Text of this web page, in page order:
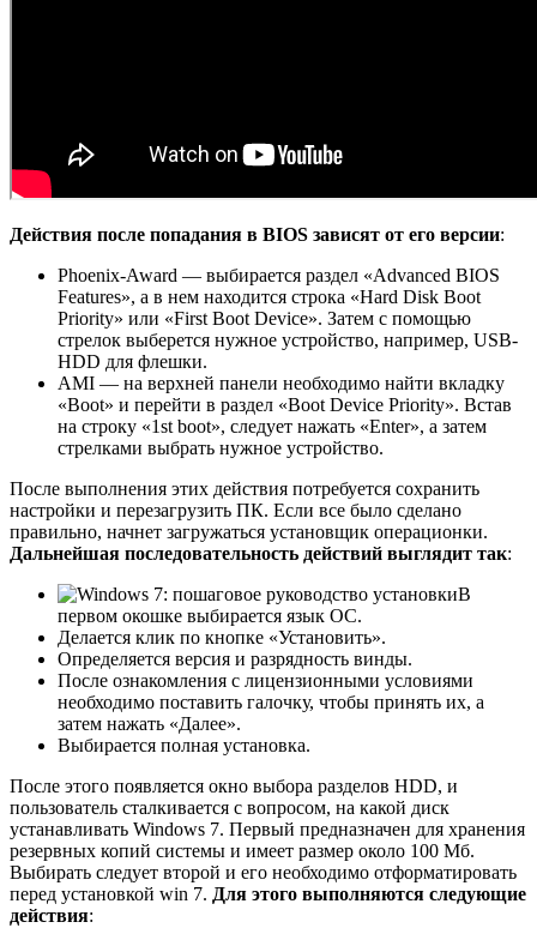
Действия после попадания в BIOS зависят от его версии:
Phoenix-Award — выбирается раздел «Advanced BIOS
Features», а в нем находится строка «Hard Disk Boot
Priority» или «First Boot Device». Затем с помощью
стрелок выберется нужное устройство, например, USB-
HDD для флешки.
AMI — на верхней панели необходимо найти вкладку
«Boot» и перейти в раздел «Boot Device Priority». Встав
на строку «1st boot», следует нажать «Enter», а затем
стрелками выбрать нужное устройство.
После выполнения этих действия потребуется сохранить
настройки и перезагрузить ПК. Если все было сделано
правильно, начнет загружаться установщик операционки.
Дальнейшая последовательность действий выглядит так:
В
первом окошке выбирается язык ОС.
Делается клик по кнопке «Установить».
Определяется версия и разрядность винды.
После ознакомления с лицензионными условиями
необходимо поставить галочку, чтобы принять их, а
затем нажать «Далее».
Выбирается полная установка.
После этого появляется окно выбора разделов HDD, и
пользователь сталкивается с вопросом, на какой диск
устанавливать Windows 7. Первый предназначен для хранения
резервных копий системы и имеет размер около 100 Мб.
Выбирать следует второй и его необходимо отформатировать
перед установкой win 7. Для этого выполняются следующие
действия: